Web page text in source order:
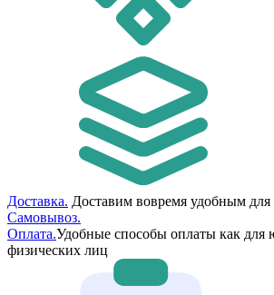
Доставка. Доставим вовремя удобным для
Самовывоз.
Оплата.Удобные способы оплаты как для
физических лиц